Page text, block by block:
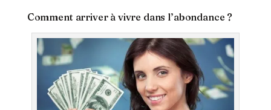
Comment arriver à vivre dans l’abondance ?